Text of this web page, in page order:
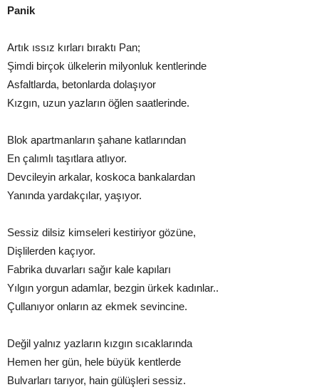
Panik
Artık ıssız kırları bıraktı Pan;
Şimdi birçok ülkelerin milyonluk kentlerinde
Asfaltlarda, betonlarda dolaşıyor
Kızgın, uzun yazların öğlen saatlerinde.
Blok apartmanların şahane katlarından
En çalımlı taşıtlara atlıyor.
Devcileyin arkalar, koskoca bankalardan
Yanında yardakçılar, yaşıyor.
Sessiz dilsiz kimseleri kestiriyor gözüne,
Dişlilerden kaçıyor.
Fabrika duvarları sağır kale kapıları
Yılgın yorgun adamlar, bezgin ürkek kadınlar..
Çullanıyor onların az ekmek sevincine.
Değil yalnız yazların kızgın sıcaklarında
Hemen her gün, hele büyük kentlerde
Bulvarları tarıyor, hain gülüşleri sessiz.